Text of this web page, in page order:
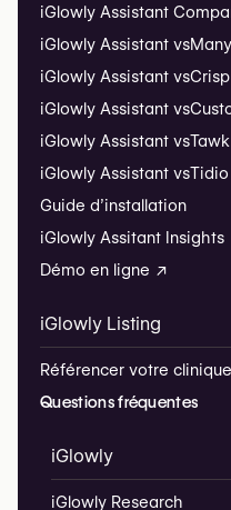
iGlowly Assistant
iGlowly Assistant vs
iGlowly Assistant vsCrisp
iGlowly Assistant vs
iGlowly Assistant vsTawk
iGlowly Assistant vsTidio
Guide d’installation
iGlowly Assitant Insights
Démo en ligne ↗
iGlowly Listing
Référencer votre clinique
Questions fréquentes
iGlowly
iGlowly Research